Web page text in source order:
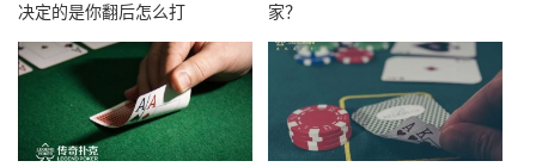
决定的是你翻后怎么打
家？